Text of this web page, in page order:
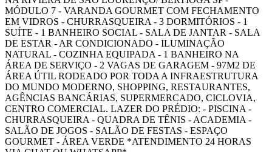
MÓDULO 7 - VARANDA GOURMET COM FECHAMENTO
EM VIDROS - CHURRASQUEIRA - 3 DORMITÓRIOS - 1
SUÍTE - 1 BANHEIRO SOCIAL - SALA DE JANTAR - SALA
DE ESTAR - AR CONDICIONADO - ILUMINAÇÃO
NATURAL - COZINHA EQUIPADA - 1 BANHEIRO NA
ÁREA DE SERVIÇO - 2 VAGAS DE GARAGEM - 97M2 DE
ÁREA ÚTIL RODEADO POR TODA A INFRAESTRUTURA
DO MUNDO MODERNO, SHOPPING, RESTAURANTES,
AGÊNCIAS BANCÁRIAS, SUPERMERCADO, CICLOVIA,
CENTRO COMERCIAL. LAZER DO PRÉDIO: - PISCINA -
CHURRASQUEIRA - QUADRA DE TÊNIS - ACADEMIA -
SALÃO DE JOGOS - SALÃO DE FESTAS - ESPAÇO
GOURMET - ÁREA VERDE *ATENDIMENTO 24 HORAS